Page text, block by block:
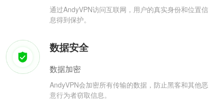
通过AndyVPN访问互联网，用户的真实身份和位置信
息得到保护。
数据安全
数据加密
AndyVPN会加密所有传输的数据，防止黑客和其他恶
意行为者窃取信息。